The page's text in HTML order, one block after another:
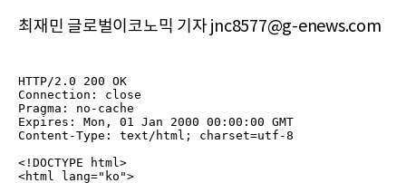
최재민 글로벌이코노믹 기자 jnc8577@g-enews.com